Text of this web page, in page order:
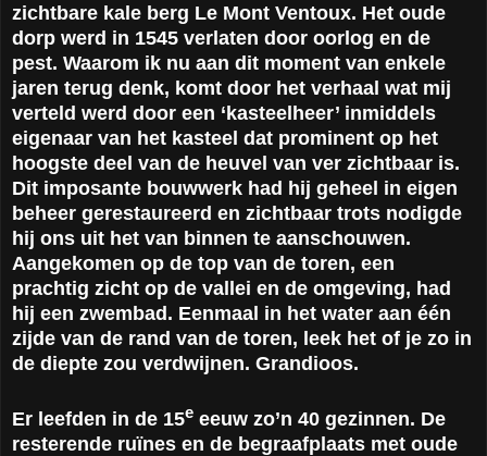
zichtbare kale berg Le Mont Ventoux. Het oude
dorp werd in 1545 verlaten door oorlog en de
pest. Waarom ik nu aan dit moment van enkele
jaren terug denk, komt door het verhaal wat mij
verteld werd door een ‘kasteelheer’ inmiddels
eigenaar van het kasteel dat prominent op het
hoogste deel van de heuvel van ver zichtbaar is.
Dit imposante bouwwerk had hij geheel in eigen
beheer gerestaureerd en zichtbaar trots nodigde
hij ons uit het van binnen te aanschouwen.
Aangekomen op de top van de toren, een
prachtig zicht op de vallei en de omgeving, had
hij een zwembad. Eenmaal in het water aan één
zijde van de rand van de toren, leek het of je zo in
de diepte zou verdwijnen. Grandioos.
Er leefden in de 15e eeuw zo’n 40 gezinnen. De
resterende ruïnes en de begraafplaats met oude